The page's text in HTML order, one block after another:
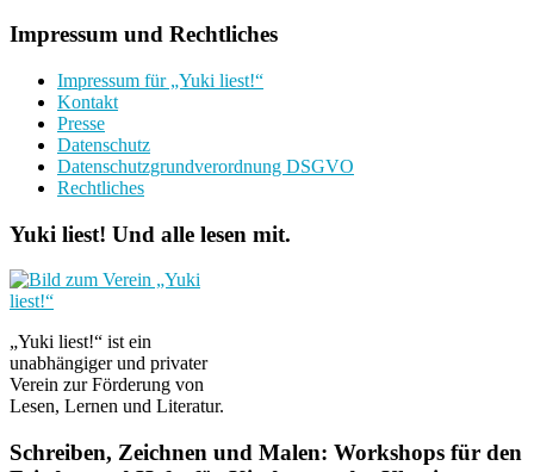
Impressum und Rechtliches
Impressum für „Yuki liest!“
Kontakt
Presse
Datenschutz
Datenschutzgrundverordnung DSGVO
Rechtliches
Yuki liest! Und alle lesen mit.
„Yuki liest!“ ist ein
unabhängiger und privater
Verein zur Förderung von
Lesen, Lernen und Literatur.
Schreiben, Zeichnen und Malen: Workshops für den